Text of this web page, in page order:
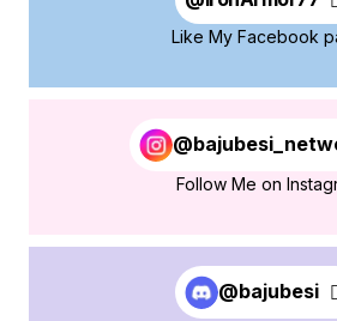
Like My Facebook
Follow Me on
@bajubesi